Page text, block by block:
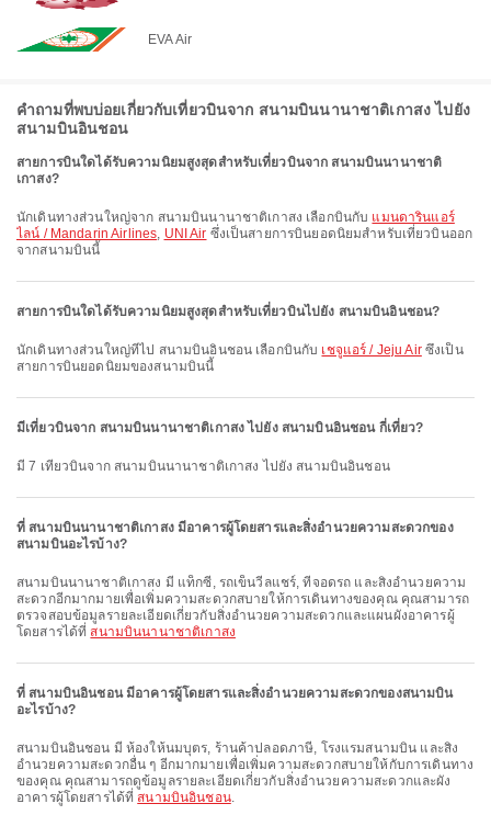
EVA Air
คำถามที่พบบ่อยเกี่ยวกับเที่ยวบินจาก สนามบินนานาชาติเกาสง ไปยัง
สนามบินอินชอน
สายการบินใดได้รับความนิยมสูงสุดสำหรับเที่ยวบินจาก สนามบินนานาชาติ
เกาสง?
นักเดินทางส่วนใหญ่จาก สนามบินนานาชาติเกาสง เลือกบินกับ แมนดารินแอร์
ไลน์ / Mandarin Airlines, UNI Air ซึ่งเป็นสายการบินยอดนิยมสำหรับเที่ยวบินออก
จากสนามบินนี้
สายการบินใดได้รับความนิยมสูงสุดสำหรับเที่ยวบินไปยัง สนามบินอินชอน?
นักเดินทางส่วนใหญ่ที่ไป สนามบินอินชอน เลือกบินกับ เชจูแอร์ / Jeju Airซึ่งเป็น
สายการบินยอดนิยมของสนามบินนี้
มีเที่ยวบินจาก สนามบินนานาชาติเกาสง ไปยัง สนามบินอินชอน กี่เที่ยว?
มี 7 เที่ยวบินจาก สนามบินนานาชาติเกาสง ไปยัง สนามบินอินชอน
ที่ สนามบินนานาชาติเกาสง มีอาคารผู้โดยสารและสิ่งอำนวยความสะดวกของ
สนามบินอะไรบ้าง?
สนามบินนานาชาติเกาสง มี แท็กซี่, รถเข็นวีลแชร์, ที่จอดรถ และสิ่งอำนวยความ
สะดวกอีกมากมายเพื่อเพิ่มความสะดวกสบายให้การเดินทางของคุณ คุณสามารถ
ตรวจสอบข้อมูลรายละเอียดเกี่ยวกับสิ่งอำนวยความสะดวกและแผนผังอาคารผู้
โดยสารได้ที่สนามบินนานาชาติเกาสง
ที่ สนามบินอินชอน มีอาคารผู้โดยสารและสิ่งอำนวยความสะดวกของสนามบิน
อะไรบ้าง?
สนามบินอินชอน มี ห้องให้นมบุตร, ร้านค้าปลอดภาษี, โรงแรมสนามบิน และสิ่ง
อำนวยความสะดวกอื่น ๆ อีกมากมายเพื่อเพิ่มความสะดวกสบายให้กับการเดินทาง
ของคุณ คุณสามารถดูข้อมูลรายละเอียดเกี่ยวกับสิ่งอำนวยความสะดวกและผัง
อาคารผู้โดยสารได้ที่สนามบินอินชอน.